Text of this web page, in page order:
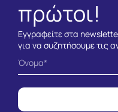
πρώτοι!
Εγγραφείτε στα
για να συζητήσουμε τις